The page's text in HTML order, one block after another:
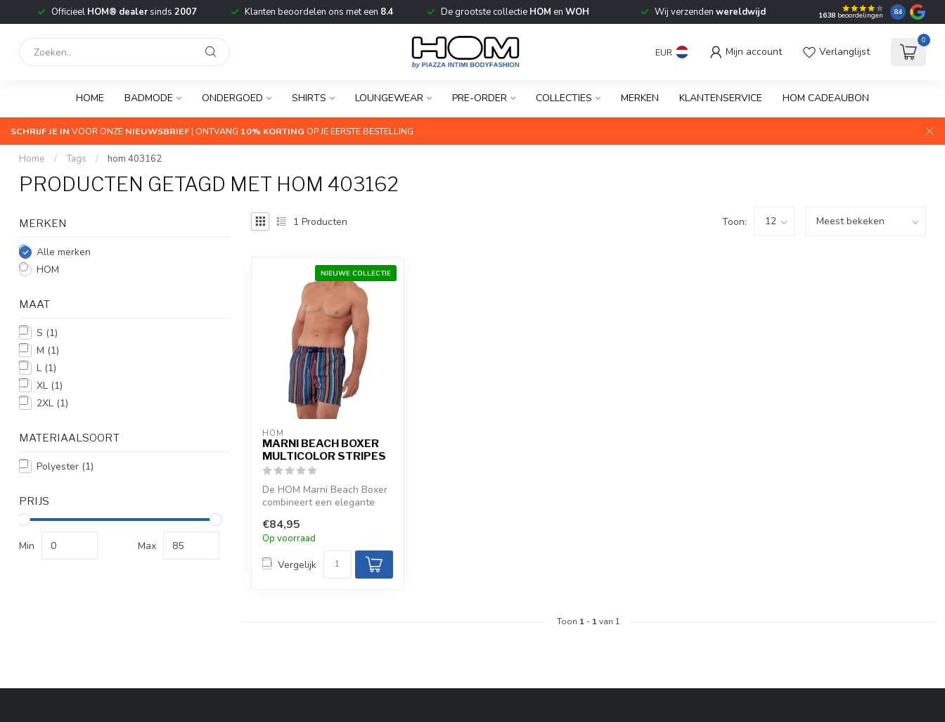
Officieel HOM® dealersinds 2007 Klanten beoordelen ons met een 8.4 De grootste collectie HOM en WOH Wij verzenden wereldwijd 1638 beoordelingen 8.4
EUR Mijn account Verlanglijst
0
HOME BADMODE ONDERGOED SHIRTS LOUNGEWEAR PRE-ORDER COLLECTIES MERKEN KLANTENSERVICE HOM CADEAUBON
SCHRIJF JE IN VOOR ONZE NIEUWSBRIEF| ONTVANG 10% KORTING OP JE EERSTE BESTELLING
Home / Tags / hom 403162
PRODUCTEN GETAGD MET HOM 403162
MERKEN
Alle merken
HOM
MAAT
S (1)
M (1)
L (1)
XL (1)
2XL (1)
MATERIAALSOORT
Polyester (1)
PRIJS
Min Max
1 Producten Toon:
NIEUWE COLLECTIE
HOM
MARNI BEACH BOXER
MULTICOLOR STRIPES
De HOM Marni Beach Boxer
combineert een elegante
rood ...
€84,95
Op voorraad
Vergelijk
Toon 1 - 1van 1